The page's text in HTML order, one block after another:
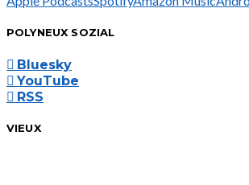
POLYNEUX SOZIAL
Bluesky
YouTube
RSS
VIEUX